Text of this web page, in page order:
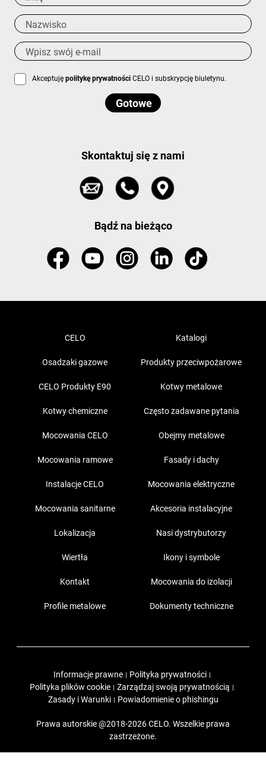
Akceptujępolitykę prywatności CELO i subskrypcję biuletynu.
Skontaktuj się z nami
Bądź na bieżąco
CELO Katalogi
Osadzaki gazowe Produkty przeciwpożarowe
CELO Produkty E90 Kotwy metalowe
Kotwy chemiczne Często zadawane pytania
Mocowania CELO Obejmy metalowe
Mocowania ramowe Fasady i dachy
Instalacje CELO Mocowania elektryczne
Mocowania sanitarne Akcesoria instalacyjne
Lokalizacja Nasi dystrybutorzy
Wiertła Ikony i symbole
Kontakt Mocowania do izolacji
Profile metalowe Dokumenty techniczne
Informacje prawne | Polityka prywatności |
Polityka plików cookie | Zarządzaj swoją prywatnością |
Zasady i Warunki | Powiadomienie o phishingu
Prawa autorskie @2018-2026 CELO. Wszelkie prawa
zastrzeżone.